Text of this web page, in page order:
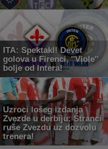
ITA: Spektakl! Devet
golova u Firenci, ''Viole''
bolje od Intera!
Uzroci lošeg izdanja
Zvezde u derbiju: Stranci
ruše Zvezdu uz dozvolu
trenera!